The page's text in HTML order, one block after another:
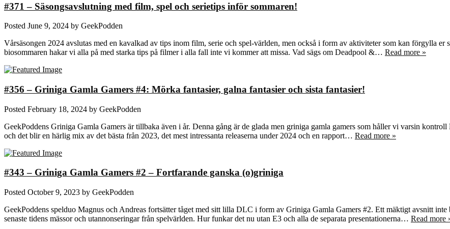
#371 – Säsongsavslutning med film, spel och serietips inför sommaren!
Posted June 9, 2024 by GeekPodden
Vårsäsongen 2024 avslutas med en kavalkad av tips inom film, serie och spel-världen, men också i form av aktiviteter som kan förgylla er
biosommaren hakar vi alla på med starka tips på filmer i alla fall inte vi kommer att missa. Vad sägs om Deadpool &… Read more »
#356 – Griniga Gamla Gamers #4: Mörka fantasier, galna fantasier och sista fantasier!
Posted February 18, 2024 by GeekPodden
GeekPoddens Griniga Gamla Gamers är tillbaka även i år. Denna gång är de glada men griniga gamla gamers som håller vi varsin
och det blir en härlig mix av det bästa från 2023, det mest intressanta releaserna under 2024 och en rapport… Read more »
#343 – Griniga Gamla Gamers #2 – Fortfarande ganska (o)griniga
Posted October 9, 2023 by GeekPodden
GeekPoddens spelduo Magnus och Andreas fortsätter tåget med sitt lilla DLC i form av Griniga Gamla Gamers #2. Ett mäktigt avsnitt
senaste tidens mässor och utannonseringar från spelvärlden. Hur funkar det nu utan E3 och alla de separata presentationerna… Read more